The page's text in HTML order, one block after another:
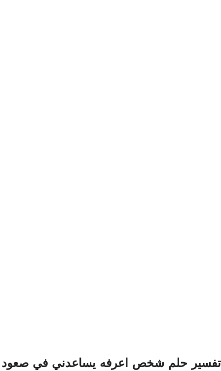
تفسير حلم شخص اعرفه يساعدني في صعود